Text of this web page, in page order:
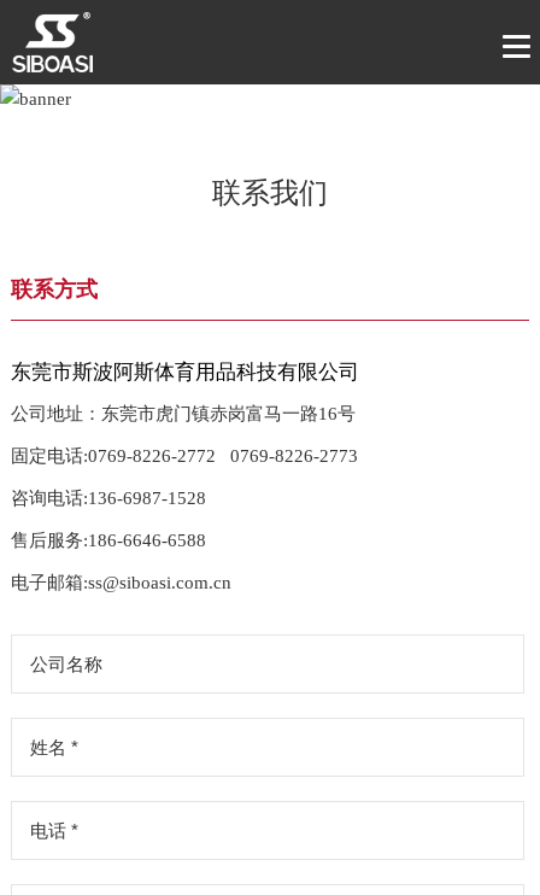
联系我们
联系方式
东莞市斯波阿斯体育用品科技有限公司
公司地址：东莞市虎门镇赤岗富马一路16号
固定电话:0769-8226-2772 0769-8226-2773
咨询电话:136-6987-1528
售后服务:186-6646-6588
电子邮箱:ss@siboasi.com.cn